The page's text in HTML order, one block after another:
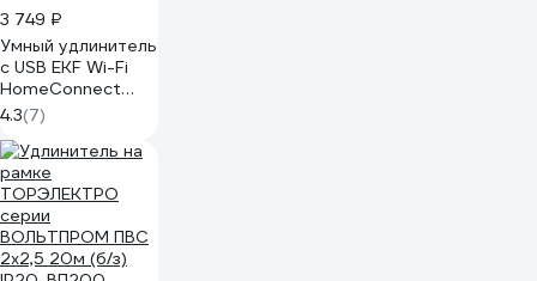
3 749 ₽
Умный удлинитель
c USB EKF Wi-Fi
HomeConnect
RCE-1-WF
4.3(7)